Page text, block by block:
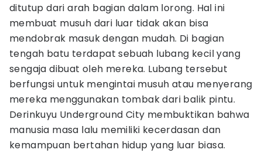
ditutup dari arah bagian dalam lorong. Hal ini
membuat musuh dari luar tidak akan bisa
mendobrak masuk dengan mudah. Di bagian
tengah batu terdapat sebuah lubang kecil yang
sengaja dibuat oleh mereka. Lubang tersebut
berfungsi untuk mengintai musuh atau menyerang
mereka menggunakan tombak dari balik pintu.
Derinkuyu Underground City membuktikan bahwa
manusia masa lalu memiliki kecerdasan dan
kemampuan bertahan hidup yang luar biasa.